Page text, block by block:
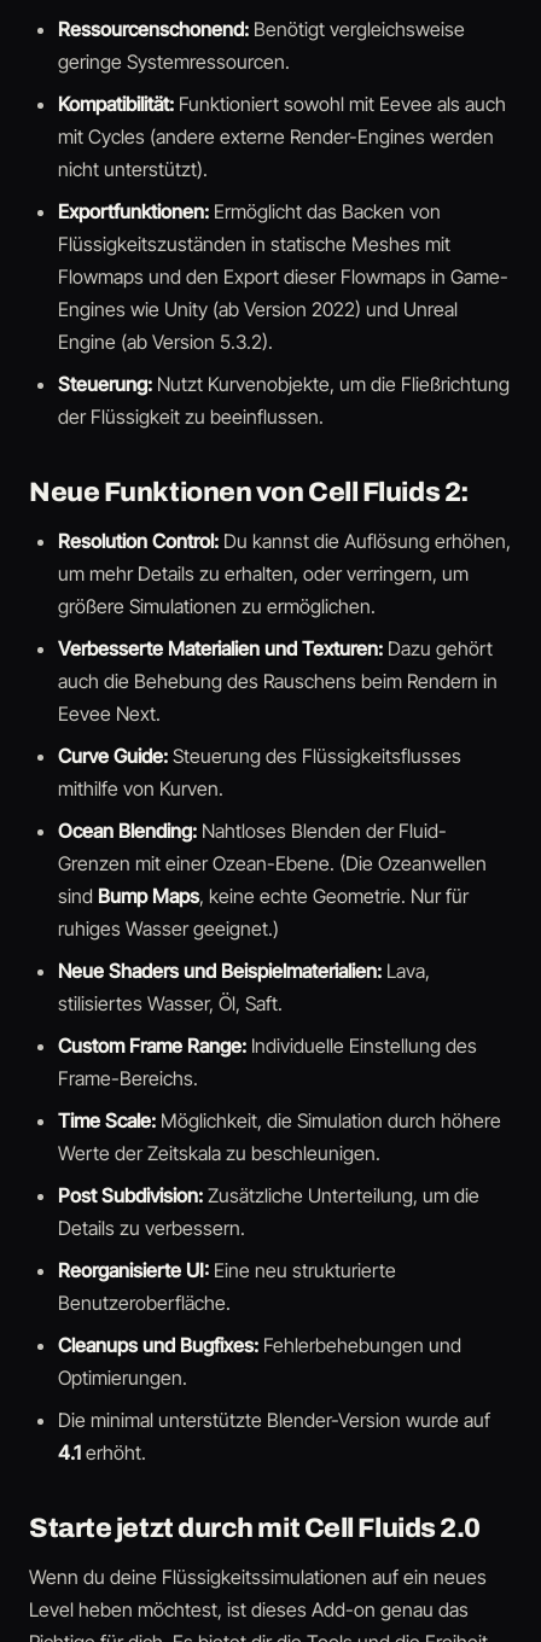
Ressourcenschonend: Benötigt vergleichsweise
geringe Systemressourcen.
Kompatibilität: Funktioniert sowohl mit Eevee als auch
mit Cycles (andere externe Render-Engines werden
nicht unterstützt).
Exportfunktionen: Ermöglicht das Backen von
Flüssigkeitszuständen in statische Meshes mit
Flowmaps und den Export dieser Flowmaps in Game-
Engines wie Unity (ab Version 2022) und Unreal
Engine (ab Version 5.3.2).
Steuerung: Nutzt Kurvenobjekte, um die Fließrichtung
der Flüssigkeit zu beeinflussen.
Neue Funktionen von Cell Fluids 2:
Resolution Control: Du kannst die Auflösung erhöhen,
um mehr Details zu erhalten, oder verringern, um
größere Simulationen zu ermöglichen.
Verbesserte Materialien und Texturen: Dazu gehört
auch die Behebung des Rauschens beim Rendern in
Eevee Next.
Curve Guide: Steuerung des Flüssigkeitsflusses
mithilfe von Kurven.
Ocean Blending: Nahtloses Blenden der Fluid-
Grenzen mit einer Ozean-Ebene. (Die Ozeanwellen
sind Bump Maps, keine echte Geometrie. Nur für
ruhiges Wasser geeignet.)
Neue Shaders und Beispielmaterialien: Lava,
stilisiertes Wasser, Öl, Saft.
Custom Frame Range: Individuelle Einstellung des
Frame-Bereichs.
Time Scale: Möglichkeit, die Simulation durch höhere
Werte der Zeitskala zu beschleunigen.
Post Subdivision: Zusätzliche Unterteilung, um die
Details zu verbessern.
Reorganisierte UI: Eine neu strukturierte
Benutzeroberfläche.
Cleanups und Bugfixes: Fehlerbehebungen und
Optimierungen.
Die minimal unterstützte Blender-Version wurde auf
4.1 erhöht.
Starte jetzt durch mit Cell Fluids 2.0
Wenn du deine Flüssigkeitssimulationen auf ein neues
Level heben möchtest, ist dieses Add-on genau das